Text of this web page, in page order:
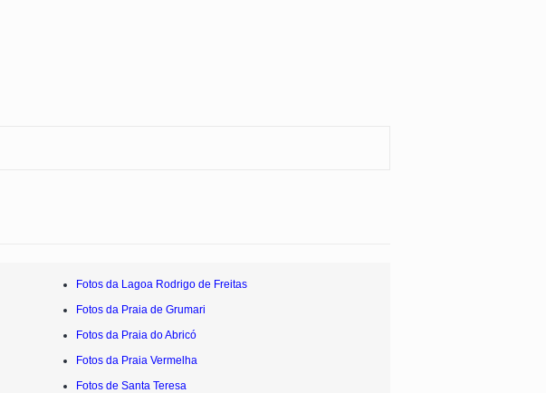
Fotos da Lagoa Rodrigo de Freitas
Fotos da Praia de Grumari
Fotos da Praia do Abricó
Fotos da Praia Vermelha
Fotos de Santa Teresa